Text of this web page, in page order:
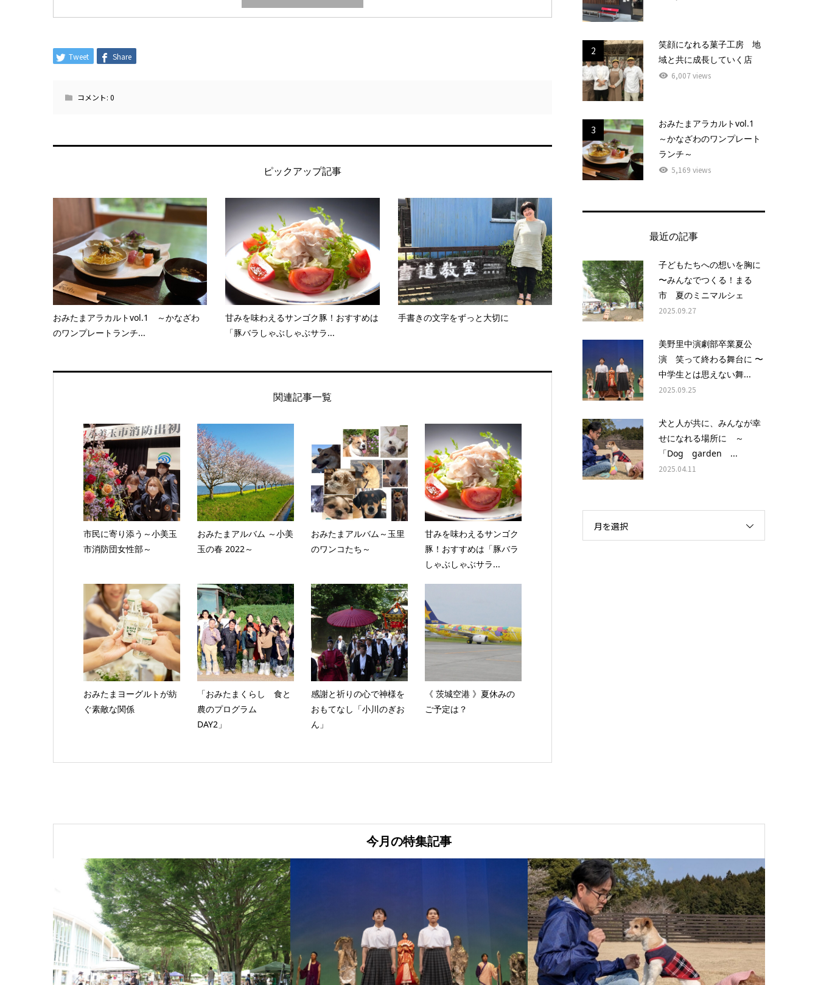
Tweet Share
コメント: 0
ピックアップ記事
おみたまアラカルトvol.1 ～かなざわ
のワンプレートランチ...
甘みを味わえるサンゴク豚！おすすめは
「豚バラしゃぶしゃぶサラ...
手書きの文字をずっと大切に
関連記事一覧
市民に寄り添う～小美玉
市消防団女性部～
おみたまアルバム ～小美
玉の春 2022～
おみたまアルバム～玉里
のワンコたち～
甘みを味わえるサンゴク
豚！おすすめは「豚バラ
しゃぶしゃぶサラ...
おみたまヨーグルトが紡
ぐ素敵な関係
「おみたまくらし 食と
農のプログラム
DAY2」
感謝と祈りの心で神様を
おもてなし「小川のぎお
ん」
《 茨城空港 》夏休みの
ご予定は？
2
笑顔になれる菓子工房 地
域と共に成長していく店
6,007 views
3
おみたまアラカルトvol.1
～かなざわのワンプレート
ランチ～
5,169 views
最近の記事
子どもたちへの想いを胸に
〜みんなでつくる！まる
市 夏のミニマルシェ
2025.09.27
美野里中演劇部卒業夏公
演 笑って終わる舞台に 〜
中学生とは思えない舞...
2025.09.25
犬と人が共に、みんなが幸
せになれる場所に ～
「Dog garden ...
2025.04.11
月を選択
今月の特集記事